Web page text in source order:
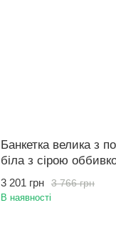
Банкетка велика з
біла з сірою
3 766 грн
3 201 грн
В наявності